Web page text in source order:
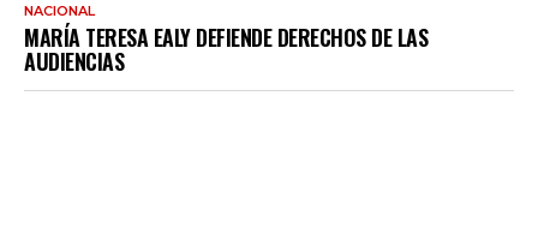
NACIONAL
MARÍA TERESA EALY DEFIENDE DERECHOS DE LAS
AUDIENCIAS